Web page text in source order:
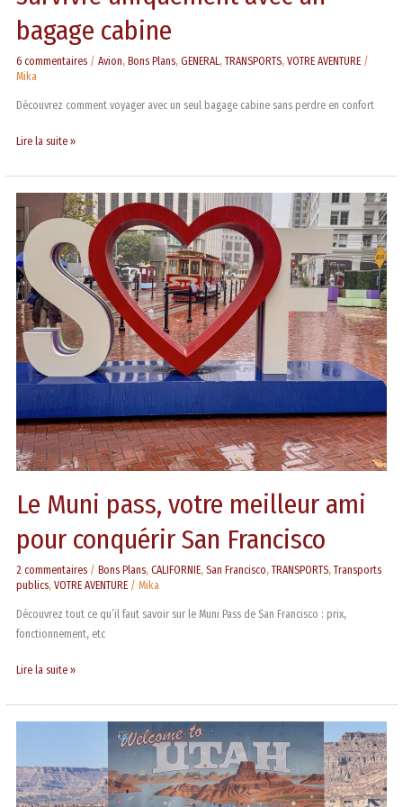
bagage cabine
6 commentaires /Avion,Bons Plans,GENERAL ,TRANSPORTS,VOTRE AVENTURE /
Mika
Découvrez comment voyager avec un seul bagage cabine sans perdre en confort
Lire la suite »
Le Muni pass, votre meilleur ami
pour conquérir San Francisco
2 commentaires /Bons Plans,CALIFORNIE,San Francisco,TRANSPORTS,Transports
publics,VOTRE AVENTURE /Mika
Découvrez tout ce qu’il faut savoir sur le Muni Pass de San Francisco : prix,
fonctionnement, etc
pass,
votre
meilleur
ami
pour
conquérir
San
Francisco
Lire la suite »
en
Jeep